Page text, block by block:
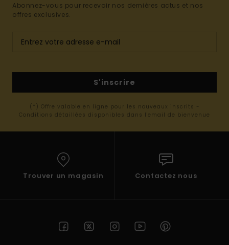
Abonnez-vous pour recevoir nos dernières actus et nos
offres exclusives.
S'inscrire
(*) Offre valable en ligne pour les nouveaux inscrits -
Conditions détaillées disponibles dans l'email de bienvenue
Trouver un magasin Contactez nous